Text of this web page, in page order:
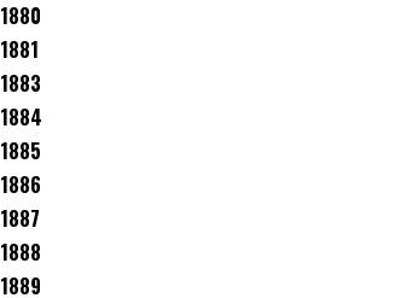
1880
1881
1883
1884
1885
1886
1887
1888
1889